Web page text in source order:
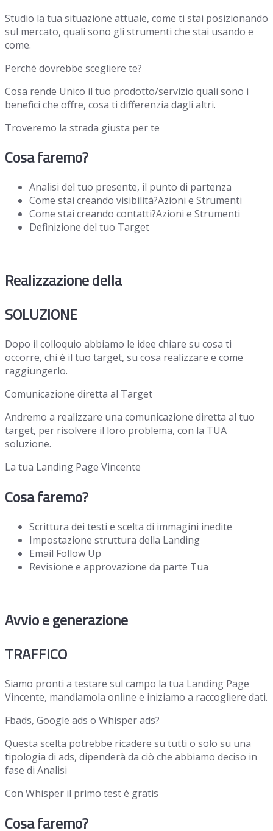
Studio la tua situazione attuale, come ti stai posizionando
sul mercato, quali sono gli strumenti che stai usando e
come.
Perchè dovrebbe scegliere te?
Cosa rende Unico il tuo prodotto/servizio quali sono i
benefici che offre, cosa ti differenzia dagli altri.
Troveremo la strada giusta per te
Cosa faremo?
Analisi del tuo presente, il punto di partenza
Come stai creando visibilità?Azioni e Strumenti
Come stai creando contatti?Azioni e Strumenti
Definizione del tuo Target
Realizzazione della
SOLUZIONE
Dopo il colloquio abbiamo le idee chiare su cosa ti
occorre, chi è il tuo target, su cosa realizzare e come
raggiungerlo.
Comunicazione diretta al Target
Andremo a realizzare una comunicazione diretta al tuo
target, per risolvere il loro problema, con la TUA
soluzione.
La tua Landing Page Vincente
Cosa faremo?
Scrittura dei testi e scelta di immagini inedite
Impostazione struttura della Landing
Email Follow Up
Revisione e approvazione da parte Tua
Avvio e generazione
TRAFFICO
Siamo pronti a testare sul campo la tua Landing Page
Vincente, mandiamola online e iniziamo a raccogliere dati.
Fbads, Google ads o Whisper ads?
Questa scelta potrebbe ricadere su tutti o solo su una
tipologia di ads, dipenderà da ciò che abbiamo deciso in
fase di Analisi
Con Whisper il primo test è gratis
Cosa faremo?